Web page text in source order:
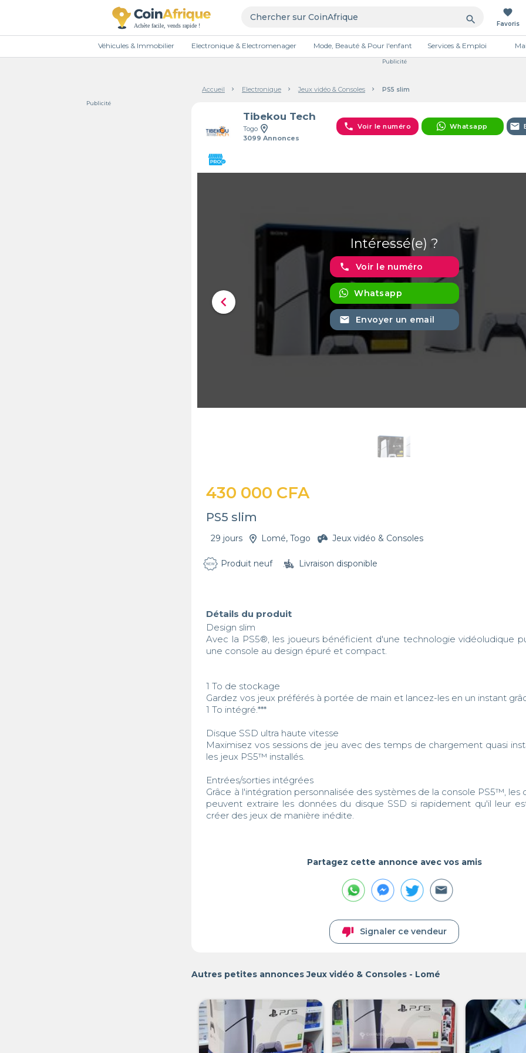
search
favorite
Favoris
Véhicules & Immobilier Electronique & Electromenager Mode, Beauté & Pour l'enfant Services & Emploi
Publicité
Accueil Electronique Jeux vidéo & Consoles PS5 slim
Publicité
Tibekou Tech
Togo
3099 Annonces
phone Voir le numéro Whatsapp email
chevron_left
Intéressé(e) ?
phone Voir le numéro
Whatsapp
email Envoyer un email
430 000 CFA
PS5 slim
29 jours Lomé, Togo Jeux vidéo & Consoles
Produit neuf Livraison disponible
Détails du produit
Design slim
Avec la PS5®, les joueurs bénéficient d'une technologie vidéoludique
une console au design épuré et compact.
1 To de stockage
Gardez vos jeux préférés à portée de main et lancez-les en un instant
1 To intégré.***
Disque SSD ultra haute vitesse
Maximisez vos sessions de jeu avec des temps de chargement quasi
les jeux PS5™ installés.
Entrées/sorties intégrées
Grâce à l'intégration personnalisée des systèmes de la console PS5™, les
peuvent extraire les données du disque SSD si rapidement qu'il leur
Partagez cette annonce avec vos amis
thumb_down Signaler ce vendeur
Autres petites annonces Jeux vidéo & Consoles - Lomé